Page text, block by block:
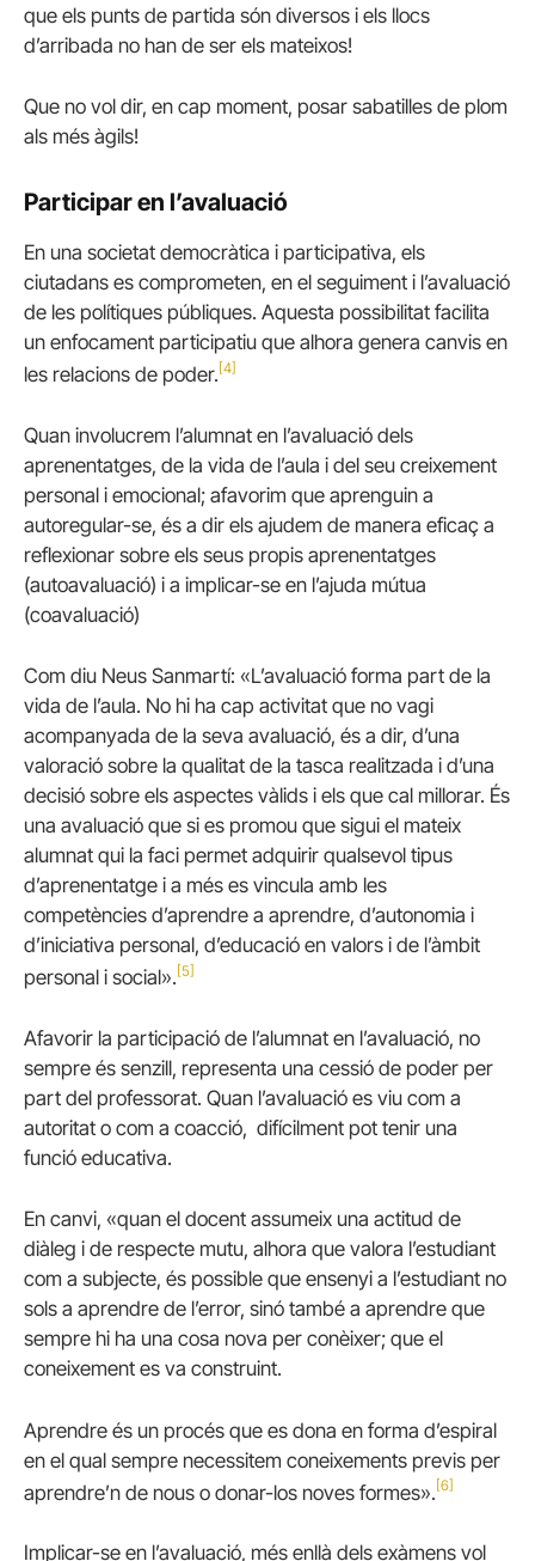
que els punts de partida són diversos i els llocs
d’arribada no han de ser els mateixos!
Que no vol dir, en cap moment, posar sabatilles de plom
als més àgils!
Participar en l’avaluació
En una societat democràtica i participativa, els
ciutadans es comprometen, en el seguiment i l’avaluació
de les polítiques públiques. Aquesta possibilitat facilita
un enfocament participatiu que alhora genera canvis en
les relacions de poder. [4]
Quan involucrem l’alumnat en l’avaluació dels
aprenentatges, de la vida de l’aula i del seu creixement
personal i emocional; afavorim que aprenguin a
autoregular-se, és a dir els ajudem de manera eficaç a
reflexionar sobre els seus propis aprenentatges
(autoavaluació) i a implicar-se en l’ajuda mútua
(coavaluació)
Com diu Neus Sanmartí: «L’avaluació forma part de la
vida de l’aula. No hi ha cap activitat que no vagi
acompanyada de la seva avaluació, és a dir, d’una
valoració sobre la qualitat de la tasca realitzada i d’una
decisió sobre els aspectes vàlids i els que cal millorar. És
una avaluació que si es promou que sigui el mateix
alumnat qui la faci permet adquirir qualsevol tipus
d’aprenentatge i a més es vincula amb les
competències d’aprendre a aprendre, d’autonomia i
d’iniciativa personal, d’educació en valors i de l’àmbit
personal i social». [5]
Afavorir la participació de l’alumnat en l’avaluació, no
sempre és senzill, representa una cessió de poder per
part del professorat. Quan l’avaluació es viu com a
autoritat o com a coacció, difícilment pot tenir una
funció educativa.
En canvi, «quan el docent assumeix una actitud de
diàleg i de respecte mutu, alhora que valora l’estudiant
com a subjecte, és possible que ensenyi a l’estudiant no
sols a aprendre de l’error, sinó també a aprendre que
sempre hi ha una cosa nova per conèixer; que el
coneixement es va construint.
Aprendre és un procés que es dona en forma d’espiral
en el qual sempre necessitem coneixements previs per
aprendre’n de nous o donar-los noves formes». [6]
Implicar-se en l’avaluació, més enllà dels exàmens vol